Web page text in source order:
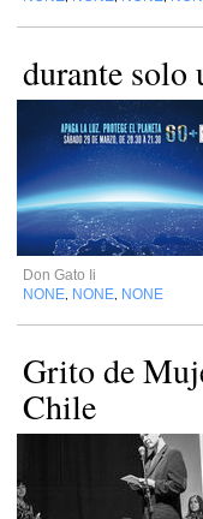
durante solo
Don Gato Ii
NONE NONE NONE
Grito de
Chile